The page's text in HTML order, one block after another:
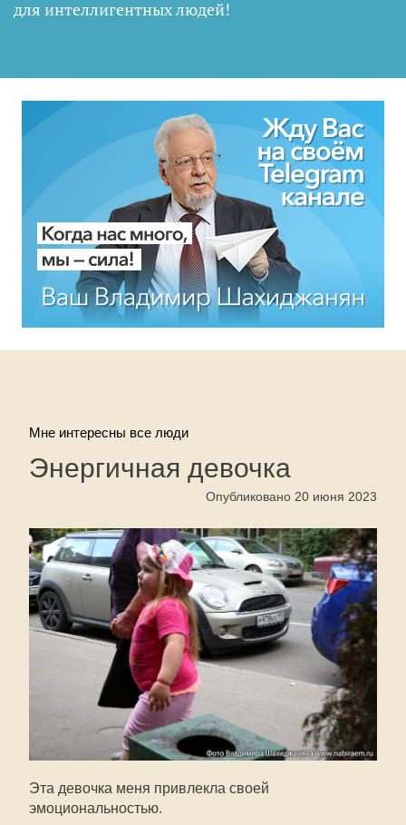
для интеллигентных людей!
Мне интересны все люди
Энергичная девочка
Опубликовано 20 июня 2023
Эта девочка меня привлекла своей
эмоциональностью.